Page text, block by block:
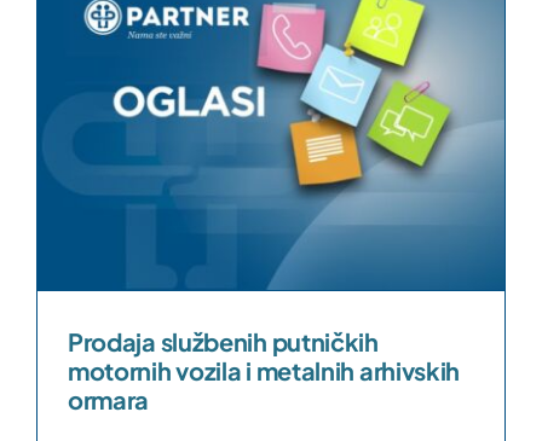
Prodaja službenih putničkih
motornih vozila i metalnih arhivskih
ormara